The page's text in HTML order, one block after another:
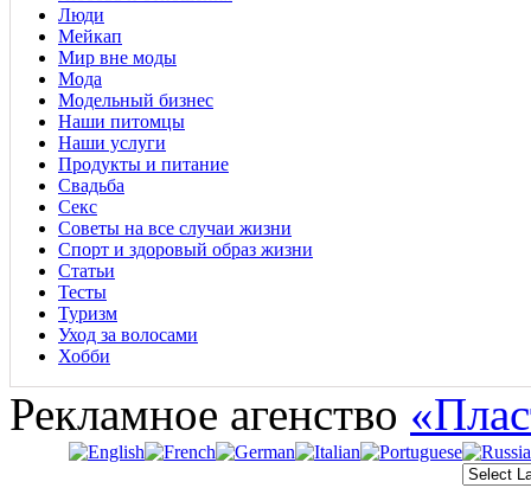
Люди
Мейкап
Мир вне моды
Мода
Модельный бизнес
Наши питомцы
Наши услуги
Продукты и питание
Свадьба
Секс
Советы на все случаи жизни
Спорт и здоровый образ жизни
Статьи
Тесты
Туризм
Уход за волосами
Хобби
Рекламное агенство